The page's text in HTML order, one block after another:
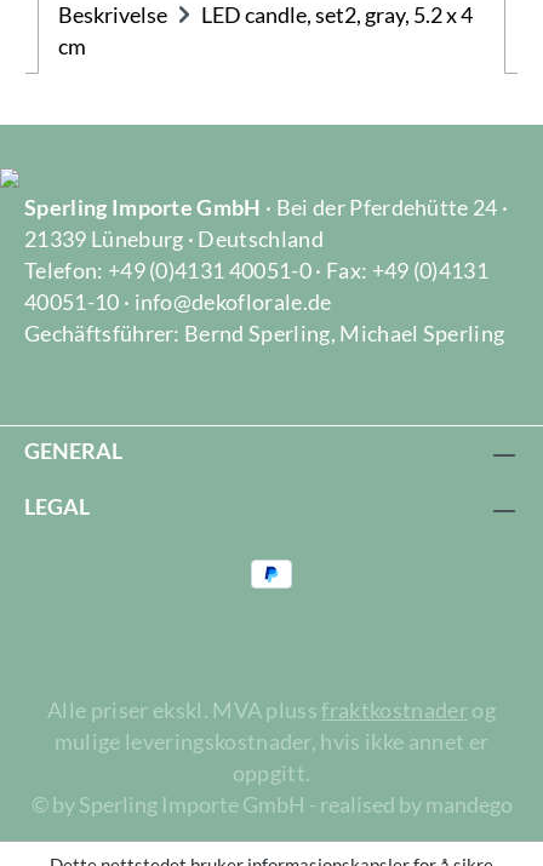
Beskrivelse
LED candle, set2, gray, 5.2 x 4
cm
Sperling Importe GmbH · Bei der Pferdehütte 24 ·
21339 Lüneburg · Deutschland
Telefon: +49 (0)4131 40051-0 · Fax: +49 (0)4131
40051-10 · info@dekoflorale.de
Gechäftsführer: Bernd Sperling, Michael Sperling
GENERAL
LEGAL
Alle priser ekskl. MVA plussfraktkostnaderog
mulige leveringskostnader, hvis ikke annet er
oppgitt.
© by Sperling Importe GmbH - realised by mandego